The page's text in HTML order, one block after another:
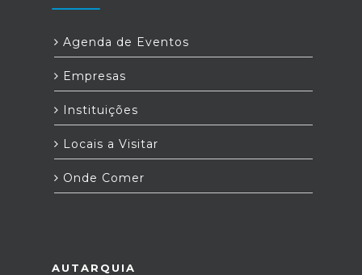
Agenda de Eventos
Empresas
Instituições
Locais a Visitar
Onde Comer
AUTARQUIA